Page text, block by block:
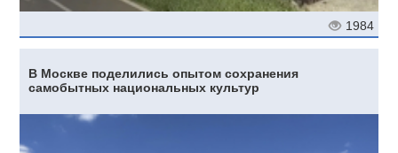
1984
В Москве поделились опытом сохранения
самобытных национальных культур